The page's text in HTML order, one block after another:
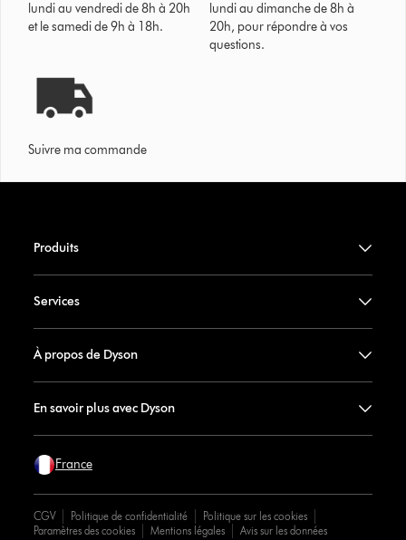
lundi au vendredi de 8h à 20h
et le samedi de 9h à 18h.
lundi au dimanche de 8h à
20h, pour répondre à vos
questions.
Suivre ma commande
Produits
Services
À propos de Dyson
En savoir plus avec Dyson
France
CGV Politique de confidentialité
Politique sur les cookies
Paramètres des cookies
Mentions légales Avis sur les données